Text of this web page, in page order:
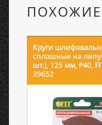
Круги
сплошные на
шт.), 125 мм, P40,
39652